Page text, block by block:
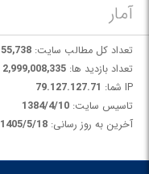
آمار
تعداد کل مطالب سایت: 55,738
تعداد بازدید ها: 2,999,008,335
IP شما:
79.127.127.71
تاسیس سایت: 1384/4/10
آخرین به روز رسانی: 1405/5/18